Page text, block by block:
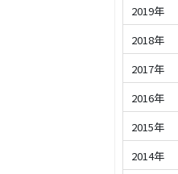
2019年
2018年
2017年
2016年
2015年
2014年